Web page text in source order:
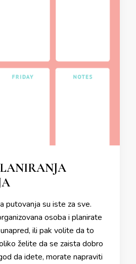
putovanja su iste za sve.
osoba i planirate
ili pak volite da to
želite da se zaista dobro
da idete, morate napraviti